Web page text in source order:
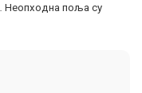
Неопходна поља су